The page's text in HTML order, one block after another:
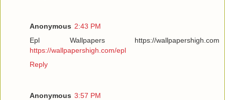
Anonymous 2:43 PM
Epl Wallpapers https://wallpapershigh.com
https://wallpapershigh.com/epl
Reply
Anonymous 3:57 PM